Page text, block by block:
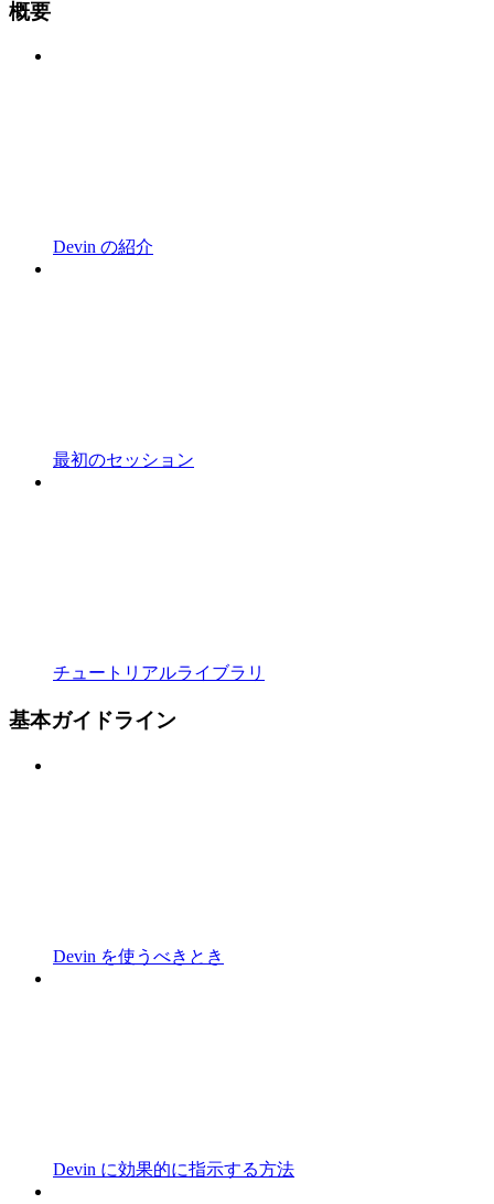
概要
Devin の紹介
最初のセッション
チュートリアルライブラリ
基本ガイドライン
Devin を使うべきとき
Devin に効果的に指示する方法